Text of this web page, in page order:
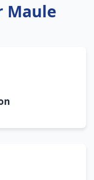
Maule